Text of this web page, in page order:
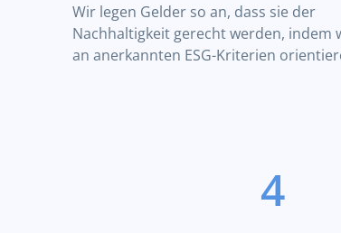
Wir legen Gelder so an, dass sie der
Nachhaltigkeit gerecht werden, indem
an anerkannten ESG-Kriterien
4